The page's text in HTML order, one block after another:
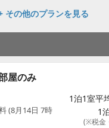
その他のプランを見る
屋のみ
(8月14日 7時
1泊1室平
1
(※税金